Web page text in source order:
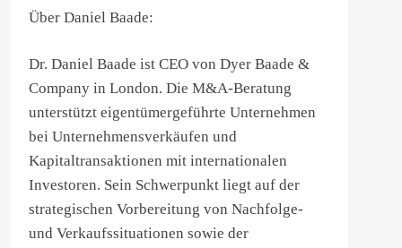
Über Daniel Baade:
Dr. Daniel Baade ist CEO von Dyer Baade &
Company in London. Die M&A-Beratung
unterstützt eigentümergeführte Unternehmen
bei Unternehmensverkäufen und
Kapitaltransaktionen mit internationalen
Investoren. Sein Schwerpunkt liegt auf der
strategischen Vorbereitung von Nachfolge-
und Verkaufssituationen sowie der